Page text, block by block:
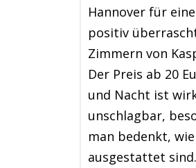
Hannover für
positiv
Zimmern von
Der Preis ab 20
und Nacht ist
unschlagbar,
man bedenkt,
ausgestattet